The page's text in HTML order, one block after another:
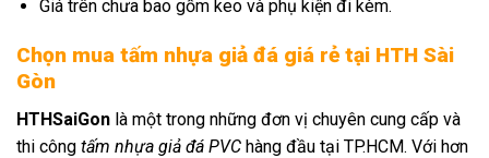
Giá trên chưa bao gồm keo và phụ kiện đi kèm.
Chọn mua tấm nhựa giả đá giá rẻ tại HTH Sài
Gòn
HTHSaiGon là một trong những đơn vị chuyên cung cấp và
thi công tấm nhựa giả đá PVC hàng đầu tại TP.HCM. Với hơn